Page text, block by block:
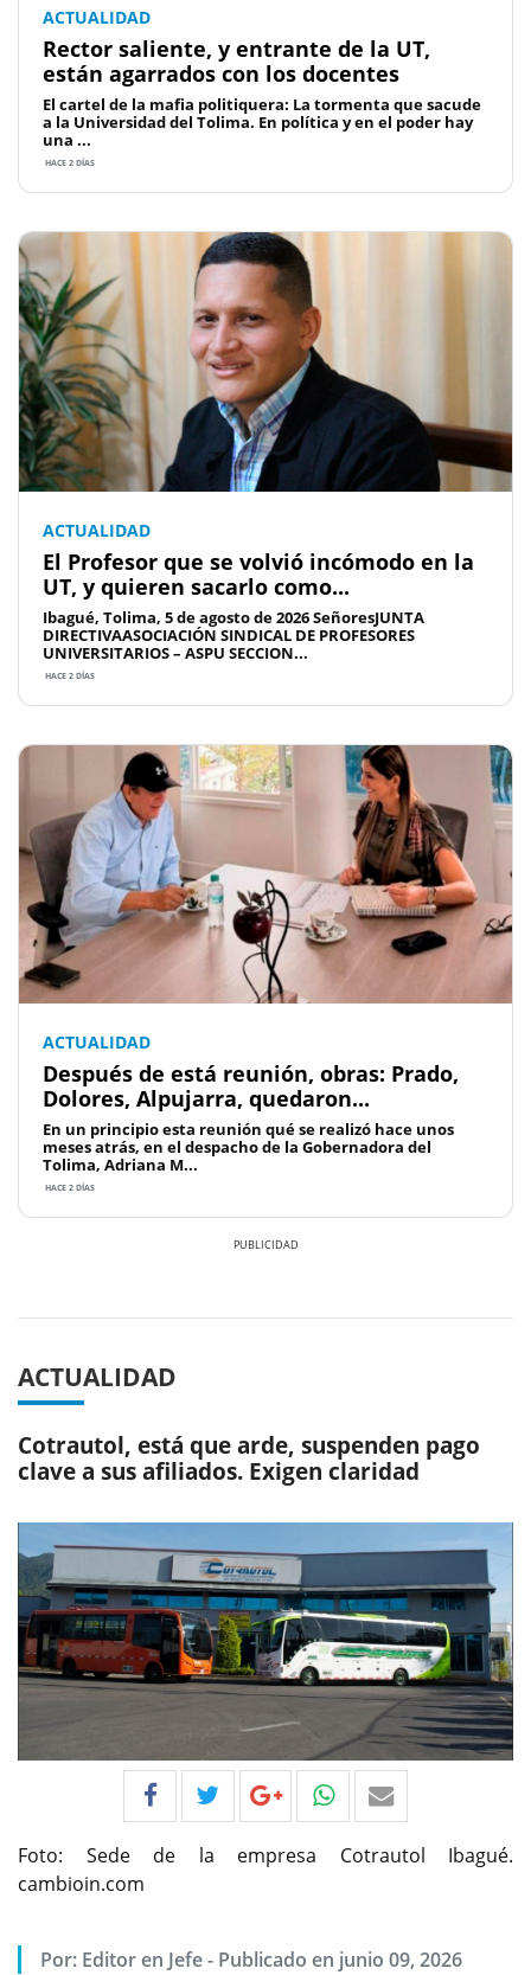
ACTUALIDAD
Rector saliente, y entrante de la UT,
están agarrados con los docentes
El cartel de la mafia politiquera: La tormenta que sacude
a la Universidad del Tolima. En política y en el poder hay
una ...
HACE 2 DÍAS
ACTUALIDAD
El Profesor que se volvió incómodo en la
UT, y quieren sacarlo como...
Ibagué, Tolima, 5 de agosto de 2026 SeñoresJUNTA
DIRECTIVAASOCIACIÓN SINDICAL DE PROFESORES
UNIVERSITARIOS – ASPU SECCION...
HACE 2 DÍAS
ACTUALIDAD
Después de está reunión, obras: Prado,
Dolores, Alpujarra, quedaron...
En un principio esta reunión qué se realizó hace unos
meses atrás, en el despacho de la Gobernadora del
Tolima, Adriana M...
HACE 2 DÍAS
ACTUALIDAD
Cotrautol, está que arde, suspenden pago
clave a sus afiliados. Exigen claridad
Foto: Sede de la empresa Cotrautol Ibagué.
cambioin.com
Por: Editor en Jefe- Publicado en junio 09, 2026